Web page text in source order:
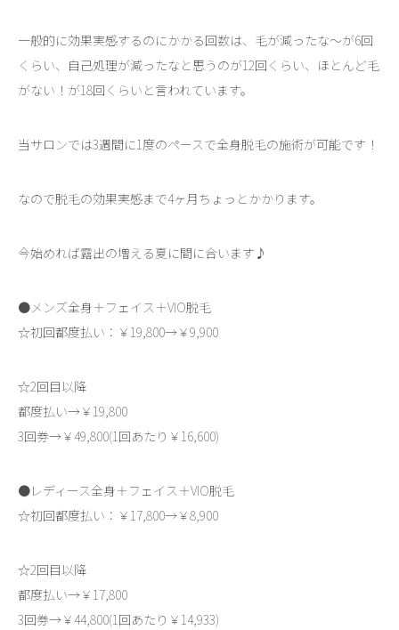
一般的に効果実感するのにかかる回数は、毛が減ったな～が6回
くらい、自己処理が減ったなと思うのが12回くらい、ほとんど毛
がない！が18回くらいと言われています。
当サロンでは3週間に1度のペースで全身脱毛の施術が可能です！
なので脱毛の効果実感まで4ヶ月ちょっとかかります。
今始めれば露出の増える夏に間に合います♪
●メンズ全身＋フェイス＋VIO脱毛
☆初回都度払い：￥19,800→￥9,900
☆2回目以降
都度払い→￥19,800
3回券→￥49,800(1回あたり￥16,600)
●レディース全身＋フェイス＋VIO脱毛
☆初回都度払い：￥17,800→￥8,900
☆2回目以降
都度払い→￥17,800
3回券→￥44,800(1回あたり￥14,933)